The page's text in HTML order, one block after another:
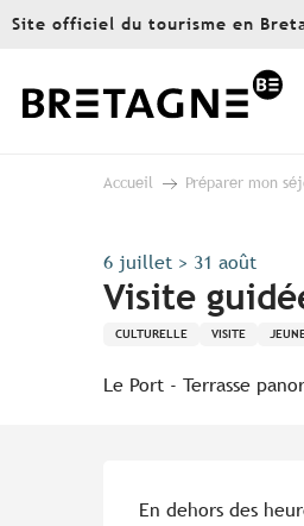
Aller
principal
Site officiel du tourisme en
Accueil Préparer mon
6 juillet > 31 août
Visite
CULTURELLE VISITE
Le Port - Terrasse
En dehors des